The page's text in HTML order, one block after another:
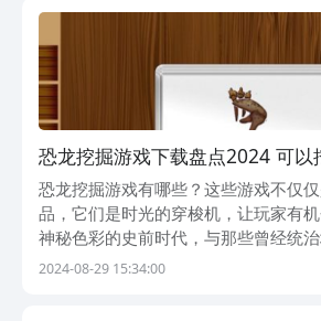
恐龙挖掘游戏下载盘点2024 可以
推送
恐龙挖掘游戏有哪些？这些游戏不仅
品，它们是时光的穿梭机，让玩家有
神秘色彩的史前时代，与那些曾经统
接触。在这些精心设计的游戏中，玩家
2024-08-29 15:34:00